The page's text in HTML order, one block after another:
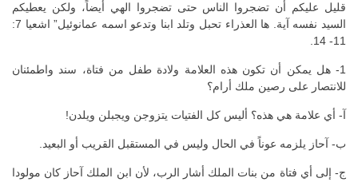
قليل عليكم أن تضجروا الناس حتى تضجروا الهي أيضاً، ولكن يعطيكم
السيد نفسه آية. ها العذراء تحبل وتلد ابنا وتدعو اسمه عمانوئيل” اشعيا 7:
11- 14.
1- هل يمكن أن تكون هذه العلامة ولادة طفل من فتاة، سند واطمئنان
للانتصار على رصين ملك أرام؟
آ- أي علامة هي هذه؟ أليس كل الفتيات يتزوجن ويجبلن ويلدن!
ب- آحاز يلزمه عوناً في الحال وليس في المستقبل القريب أو البعيد.
ج- إلى أي فتاة من بنات الملك أشار الرب، لأن ابن الملك آحاز كان مولودا